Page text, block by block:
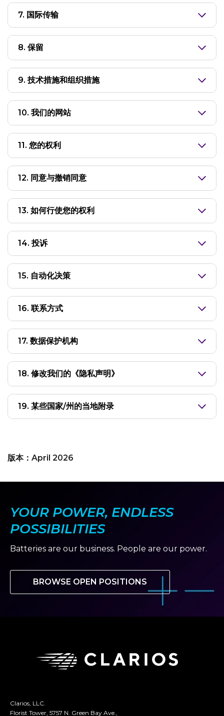
7. 国际传输
8. 保留
9. 技术措施和组织措施
10. 我们的网站
11. 您的权利
12. 同意与撤销同意
13. 如何行使您的权利
14. 投诉
15. 自动化决策
16. 联系方式
17. 数据保护机构
18. 修改我们的《隐私声明》
19. 某些国家/州的当地附录
版本：April 2026
YOUR POWER, ENDLESS
POSSIBILITIES
Batteries are our business. People are our power.
BROWSE OPEN POSITIONS
Clarios, LLC.
Florist Tower, 5757 N. Green Bay Ave.,